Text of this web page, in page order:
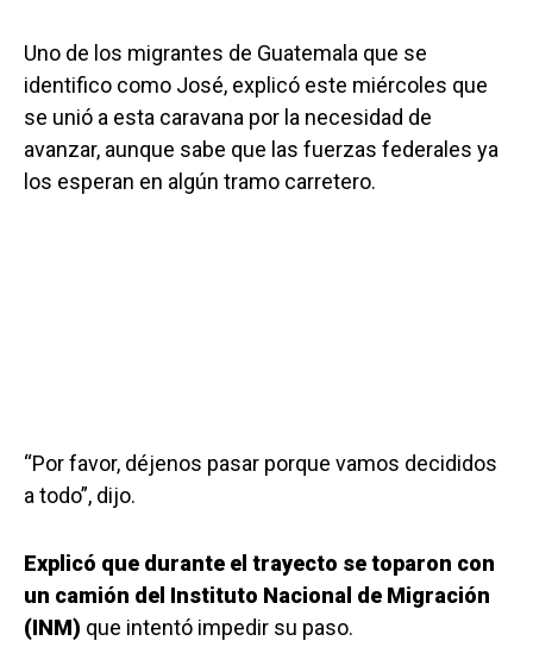
Uno de los migrantes de Guatemala que se
identifico como José, explicó este miércoles que
se unió a esta caravana por la necesidad de
avanzar, aunque sabe que las fuerzas federales ya
los esperan en algún tramo carretero.
“Por favor, déjenos pasar porque vamos decididos
a todo”, dijo.
Explicó que durante el trayecto se toparon con
un camión del Instituto Nacional de Migración
(INM) que intentó impedir su paso.